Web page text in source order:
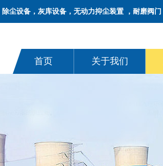
除尘设备，灰库设备，无动力抑尘装置 ，耐磨阀
首页 关于我们